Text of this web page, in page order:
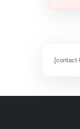
[contact-